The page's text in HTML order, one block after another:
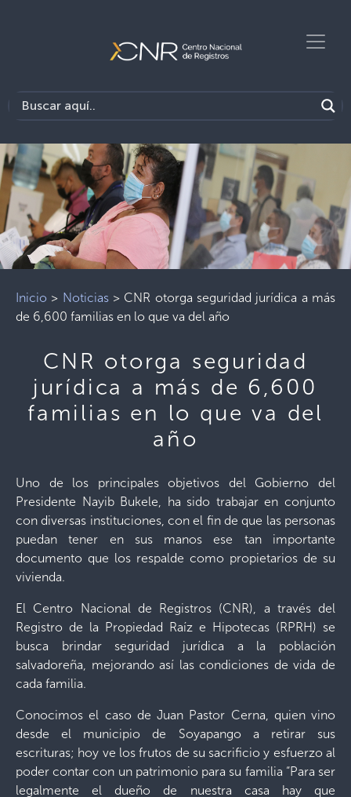
Inicio > Noticias> CNR otorga seguridad jurídica a más
de 6,600 familias en lo que va del año
CNR otorga seguridad
jurídica a más de 6,600
familias en lo que va del
año
Uno de los principales objetivos del Gobierno del
Presidente Nayib Bukele, ha sido trabajar en conjunto
con diversas instituciones, con el fin de que las personas
puedan tener en sus manos ese tan importante
documento que los respalde como propietarios de su
vivienda.
El Centro Nacional de Registros (CNR), a través del
Registro de la Propiedad Raíz e Hipotecas (RPRH) se
busca brindar seguridad jurídica a la población
salvadoreña, mejorando así las condiciones de vida de
cada familia.
Conocimos el caso de Juan Pastor Cerna, quien vino
desde el municipio de Soyapango a retirar sus
escrituras; hoy ve los frutos de su sacrificio y esfuerzo al
poder contar con un patrimonio para su familia “Para ser
legalmente el dueño de nuestra casa hay que